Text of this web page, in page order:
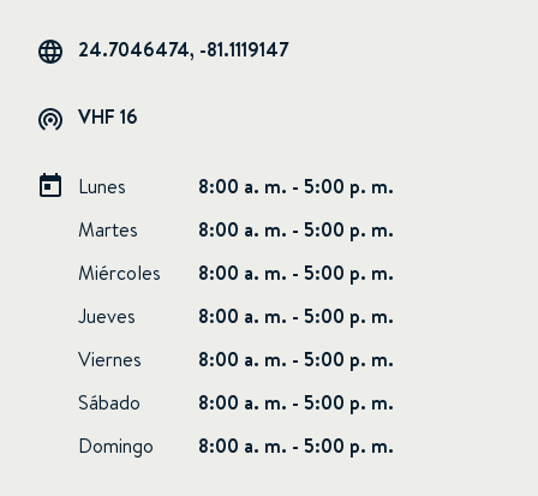
24.7046474, -81.1119147
VHF 16
Lunes
8:00 a. m. - 5:00 p. m.
Martes
8:00 a. m. - 5:00 p. m.
Miércoles
8:00 a. m. - 5:00 p. m.
Jueves
8:00 a. m. - 5:00 p. m.
Viernes
8:00 a. m. - 5:00 p. m.
Sábado
8:00 a. m. - 5:00 p. m.
Domingo
8:00 a. m. - 5:00 p. m.